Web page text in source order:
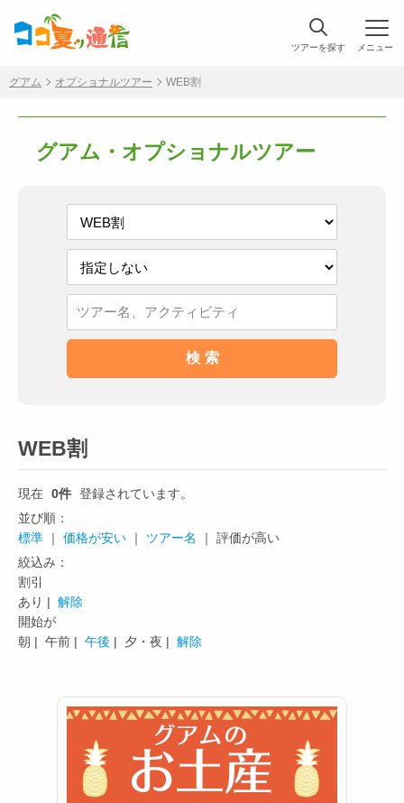
ツアーを探す
グアム オプショナルツアー WEB割
グアム・オプショナルツアー
WEB割
現在 0件 登録されています。
並び順：
標準 ｜ 価格が安い ｜ ツアー名
｜ 評価が高い
絞込み：
割引
あり | 解除
開始が
朝 | 午前 | 午後 | 夕・夜 | 解除
メニュー